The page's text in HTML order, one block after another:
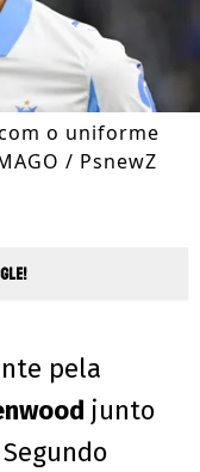
o uniforme
/ PsnewZ
pela
junto
Segundo